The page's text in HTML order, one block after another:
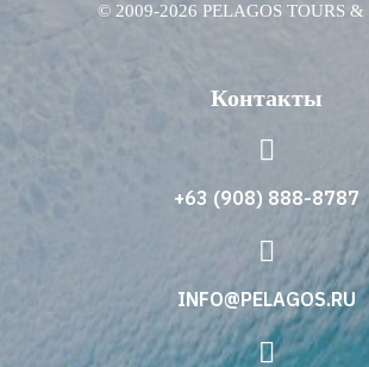
© 2009-2026 PELAGOS TOURS &
Контакты
+63 (908) 888-8787
INFO@PELAGOS.RU